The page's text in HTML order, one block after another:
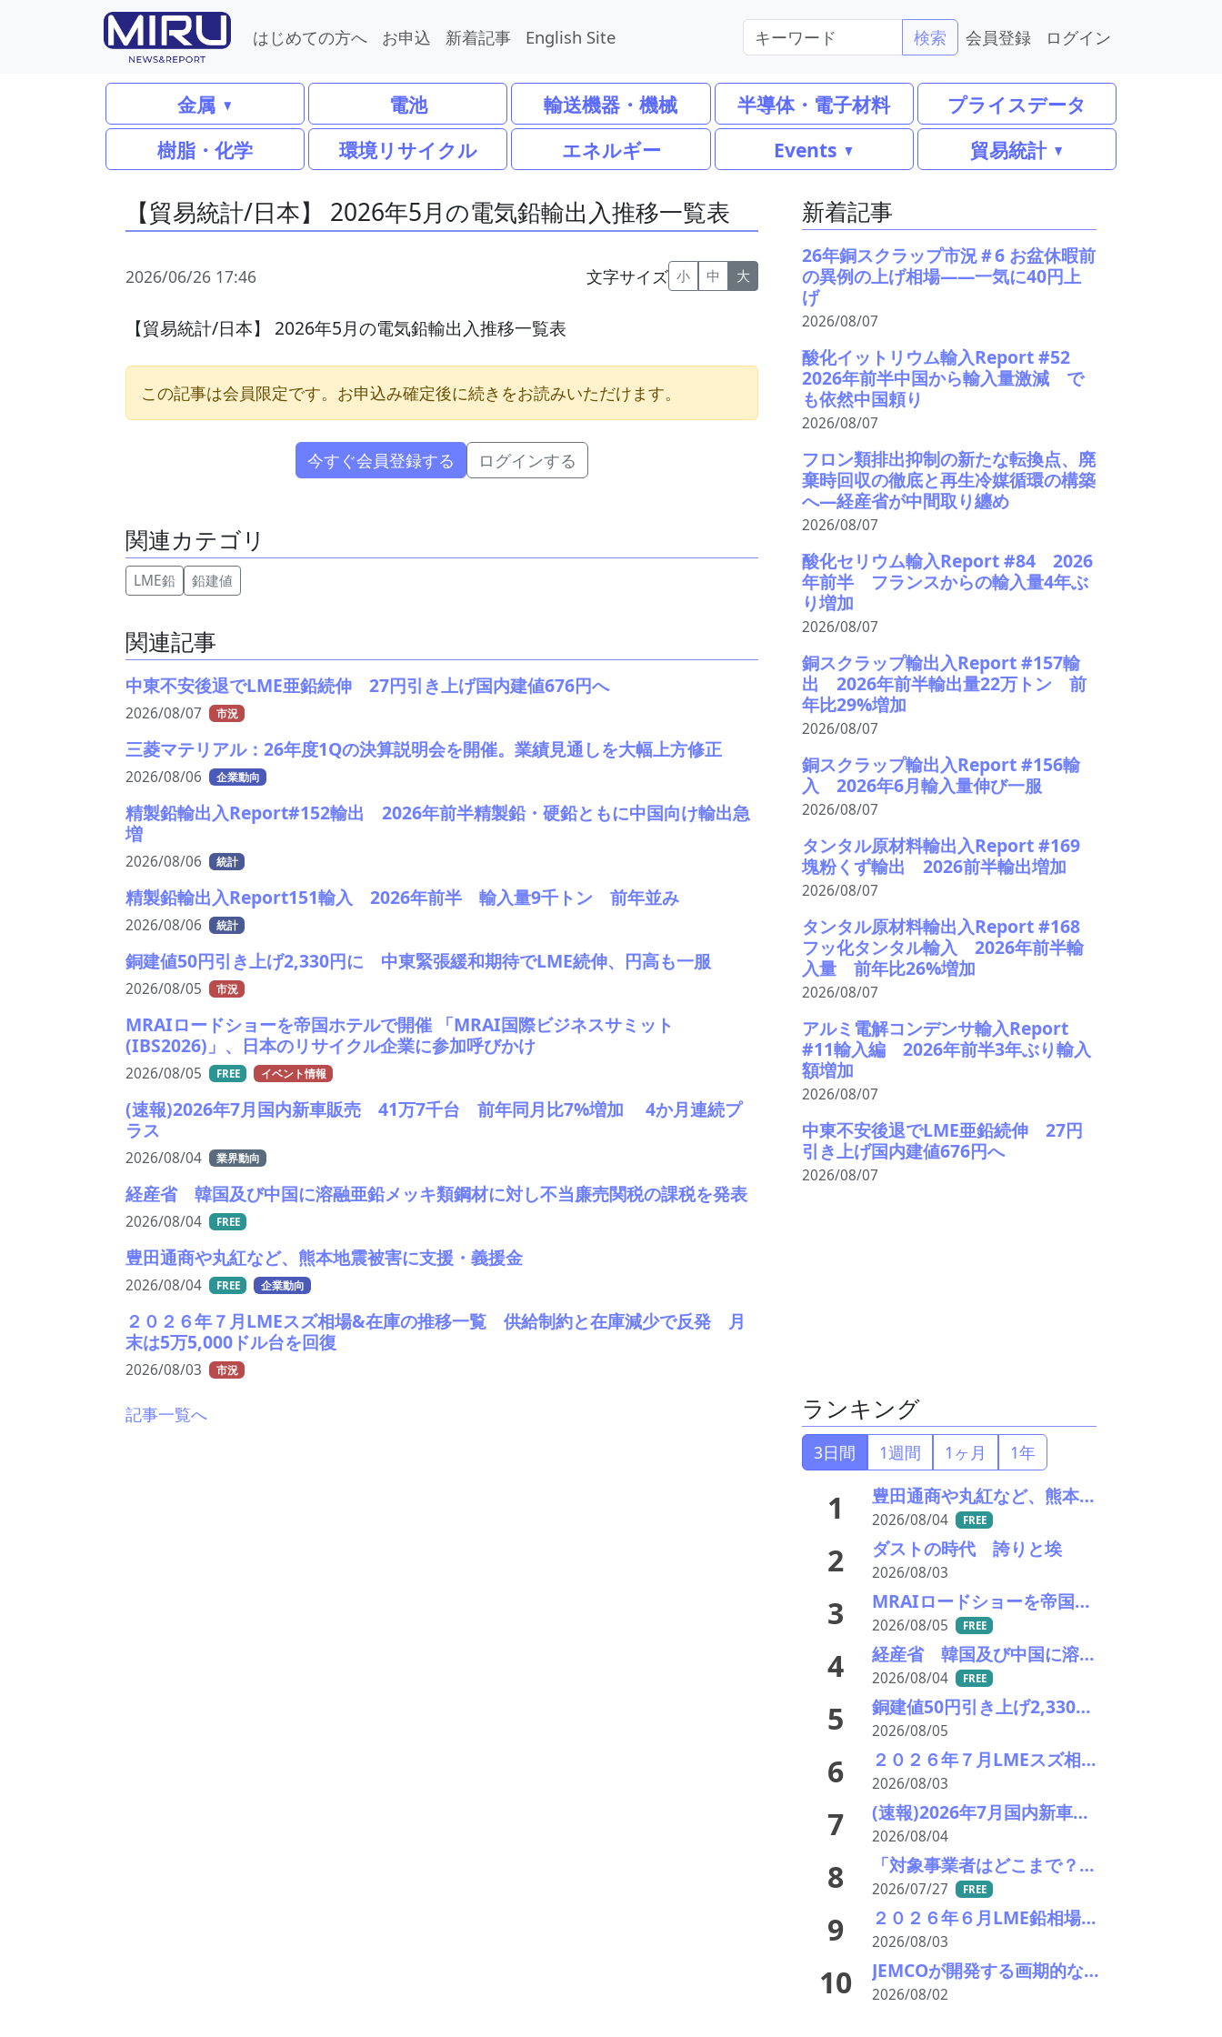
はじめての方へ お申込 新着記事 English Site 検索 会員登録 ログイン
金属 電池 輸送機器・機械 半導体・電子材料
プライスデータ
樹脂・化学
環境リサイクル エネルギー Events 貿易統計
【貿易統計/日本】 2026年5月の電気鉛輸出入推移一覧表
2026/06/26 17:46 文字サイズ 小 中 大
【貿易統計/日本】 2026年5月の電気鉛輸出入推移一覧表
この記事は会員限定です。お申込み確定後に続きをお読みいただけます。
今すぐ会員登録する ログインする
関連カテゴリ
LME鉛 鉛建値
関連記事
中東不安後退でLME亜鉛続伸 27円引き上げ国内建値676円へ
2026/08/07 市況
三菱マテリアル：26年度1Qの決算説明会を開催。業績見通しを大幅上方修正
2026/08/06 企業動向
精製鉛輸出入Report#152輸出 2026年前半精製鉛・硬鉛ともに中国向け輸出急
増
2026/08/06 統計
精製鉛輸出入Report151輸入 2026年前半 輸入量9千トン 前年並み
2026/08/06 統計
銅建値50円引き上げ2,330円に 中東緊張緩和期待でLME続伸、円高も一服
2026/08/05 市況
MRAIロードショーを帝国ホテルで開催 「MRAI国際ビジネスサミット
(IBS2026)」、日本のリサイクル企業に参加呼びかけ
2026/08/05 FREE イベント情報
(速報)2026年7月国内新車販売 41万7千台 前年同月比7%増加 4か月連続プ
ラス
2026/08/04 業界動向
経産省 韓国及び中国に溶融亜鉛メッキ類鋼材に対し不当廉売関税の課税を発表
2026/08/04 FREE
豊田通商や丸紅など、熊本地震被害に支援・義援金
2026/08/04 FREE 企業動向
２０２６年７月LMEスズ相場&在庫の推移一覧 供給制約と在庫減少で反発 月
末は5万5,000ドル台を回復
2026/08/03 市況
記事一覧へ
新着記事
26年銅スクラップ市況＃6 お盆休暇前
の異例の上げ相場――一気に40円上
げ
2026/08/07
酸化イットリウム輸入Report #52
2026年前半中国から輸入量激減 で
も依然中国頼り
2026/08/07
フロン類排出抑制の新たな転換点、廃
棄時回収の徹底と再生冷媒循環の構築
へ―経産省が中間取り纏め
2026/08/07
酸化セリウム輸入Report #84 2026
年前半 フランスからの輸入量4年ぶ
り増加
2026/08/07
銅スクラップ輸出入Report #157輸
出 2026年前半輸出量22万トン 前
年比29%増加
2026/08/07
銅スクラップ輸出入Report #156輸
入 2026年6月輸入量伸び一服
2026/08/07
タンタル原材料輸出入Report #169
塊粉くず輸出 2026前半輸出増加
2026/08/07
タンタル原材料輸出入Report #168
フッ化タンタル輸入 2026年前半輸
入量 前年比26%増加
2026/08/07
アルミ電解コンデンサ輸入Report
#11輸入編 2026年前半3年ぶり輸入
額増加
2026/08/07
中東不安後退でLME亜鉛続伸 27円
引き上げ国内建値676円へ
2026/08/07
ランキング
3日間 1週間 1ヶ月 1年
1 豊田通商や丸紅など、熊本地震被害に支援・義援金
2026/08/04 FREE
2 ダストの時代 誇りと埃
2026/08/03
3 MRAIロードショーを帝国ホテルで開催 「MRAI国際ビジネスサミット(IBS2026)」、日本のリサイクル企業に参加呼びかけ
2026/08/05 FREE
4 経産省 韓国及び中国に溶融亜鉛メッキ類鋼材に対し不当廉売関税の課税を発表
2026/08/04 FREE
5 銅建値50円引き上げ2,330円に 中東緊張緩和期待でLME続伸、円高も一服
2026/08/05
6 ２０２６年７月LMEスズ相場&在庫の推移一覧 供給制約と在庫減少で反発 月末は5万5,000ドル台を回復
2026/08/03
7 (速報)2026年7月国内新車販売 41万7千台 前年同月比7%増加 4か月連続プラス
2026/08/04
8 「対象事業者はどこまで？」、残り２年半で細部の詰め急ぐ――環境省、第１回スクラップヤード環境対策技術検討会
2026/07/27 FREE
9 ２０２６年６月LME鉛相場&国内鉛建値の推移 大量納入で軟調も月後半持ち直し 建値は372円へ回復
2026/08/03
10 JEMCOが開発する画期的な電炉ダスト（EAFD）処理技術
2026/08/02